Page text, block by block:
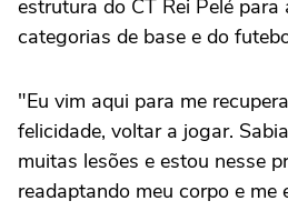
estrutura do CT Rei Pelé
categorias de base e do
"Eu vim aqui para me
felicidade, voltar a jogar.
muitas lesões e estou nesse
readaptando meu corpo e me